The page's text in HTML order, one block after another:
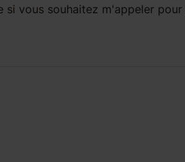
vous souhaitez m'appeler